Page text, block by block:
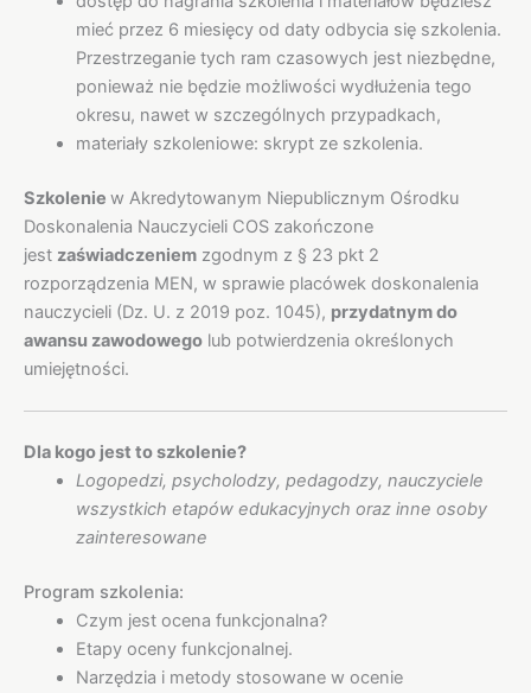
mieć przez 6 miesięcy od daty odbycia się szkolenia.
Przestrzeganie tych ram czasowych jest niezbędne,
ponieważ nie będzie możliwości wydłużenia tego
okresu, nawet w szczególnych przypadkach,
materiały szkoleniowe: skrypt ze szkolenia.
Szkolenie w Akredytowanym Niepublicznym Ośrodku
Doskonalenia Nauczycieli COS zakończone
jest zaświadczeniem zgodnym z § 23 pkt 2
rozporządzenia MEN, w sprawie placówek doskonalenia
nauczycieli (Dz. U. z 2019 poz. 1045), przydatnym do
awansu zawodowego lub potwierdzenia określonych
umiejętności.
Dla kogo jest to szkolenie?
Logopedzi, psycholodzy, pedagodzy, nauczyciele
wszystkich etapów edukacyjnych oraz inne osoby
zainteresowane
Program szkolenia:
Czym jest ocena funkcjonalna?
Etapy oceny funkcjonalnej.
Narzędzia i metody stosowane w ocenie